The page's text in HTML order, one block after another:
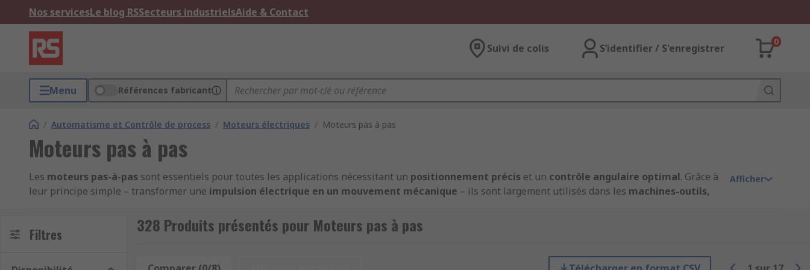
Nos servicesLe blog RSSecteurs industrielsAide & Contact
Suivi de colis S’identifier / S'enregistrer
0
Menu Références fabricant
/ Automatisme et Contrôle de process / Moteurs électriques / Moteurs pas à pas
Moteurs pas à pas
Les moteurs pas-à-pas sont essentiels pour toutes les applications nécessitant un positionnement précis et un contrôle angulaire optimal. Grâce à
leur principe simple – transformer une impulsion électrique en un mouvement mécanique – ils sont largement utilisés dans les machines-outils,
Pourquoi choisir un moteur pas-à-pas RS ?
Unmoteur pas-à-pas permet d’obtenir une
même à l’arrêt. Selon vos besoins, vous
Afficher
Filtres 328 Produits présentés pour Moteurs pas à pas